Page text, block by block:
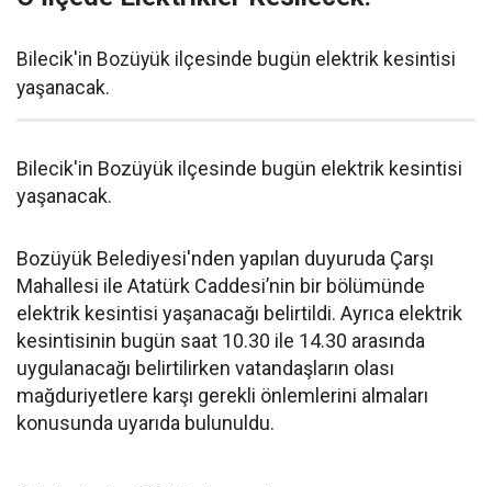
Bilecik'in Bozüyük ilçesinde bugün elektrik kesintisi
yaşanacak.
Bilecik'in Bozüyük ilçesinde bugün elektrik kesintisi
yaşanacak.
Bozüyük Belediyesi'nden yapılan duyuruda Çarşı
Mahallesi ile Atatürk Caddesi’nin bir bölümünde
elektrik kesintisi yaşanacağı belirtildi. Ayrıca elektrik
kesintisinin bugün saat 10.30 ile 14.30 arasında
uygulanacağı belirtilirken vatandaşların olası
mağduriyetlere karşı gerekli önlemlerini almaları
konusunda uyarıda bulunuldu.